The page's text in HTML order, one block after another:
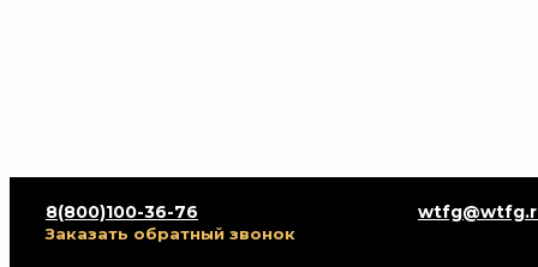
8(800)100-36-76
Заказать обратный звонок
Главная/Блог/FCL- и LCL-перевозки